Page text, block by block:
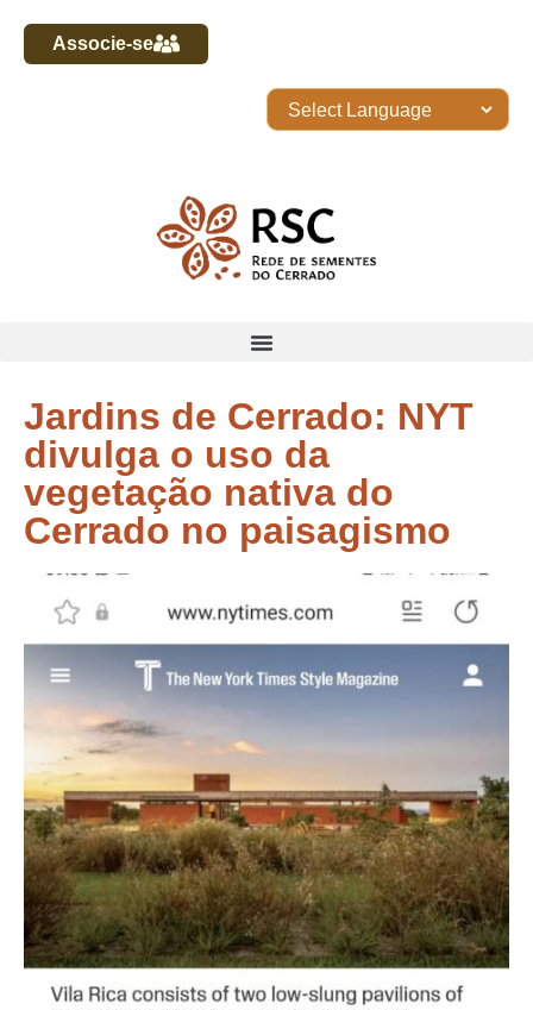
Associe-se
Jardins de Cerrado: NYT
divulga o uso da
vegetação nativa do
Cerrado no paisagismo